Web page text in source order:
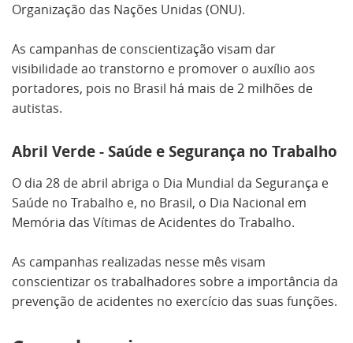
Organização das Nações Unidas (ONU).
As campanhas de conscientização visam dar
visibilidade ao transtorno e promover o auxílio aos
portadores, pois no Brasil há mais de 2 milhões de
autistas.
Abril Verde - Saúde e Segurança no Trabalho
O dia 28 de abril abriga o Dia Mundial da Segurança e
Saúde no Trabalho e, no Brasil, o Dia Nacional em
Memória das Vítimas de Acidentes do Trabalho.
As campanhas realizadas nesse mês visam
conscientizar os trabalhadores sobre a importância da
prevenção de acidentes no exercício das suas funções.